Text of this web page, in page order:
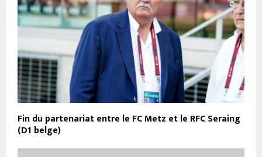
Fin du partenariat entre le FC Metz et le RFC Seraing
(D1 belge)